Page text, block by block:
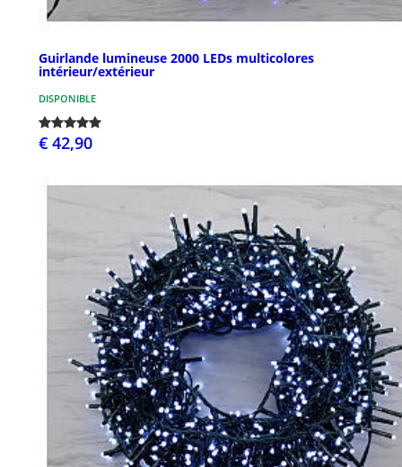
Guirlande lumineuse 2000 LEDs multicolores
intérieur/extérieur
DISPONIBLE
€ 42,90